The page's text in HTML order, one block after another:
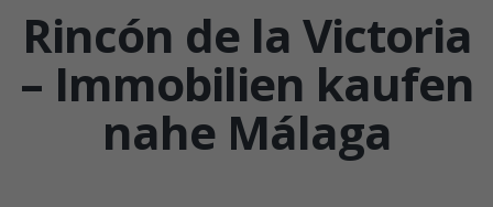
Rincón de la Victoria
– Immobilien kaufen
nahe Málaga